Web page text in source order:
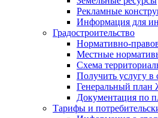
Рекламные
Информация для
Градостроительство
Нормативно-
Местные
Схема
Получить услугу в
Генеральный план
Документация по
Тарифы и